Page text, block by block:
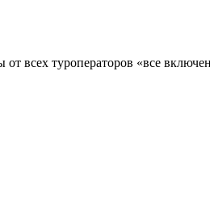
всех туроператоров «все